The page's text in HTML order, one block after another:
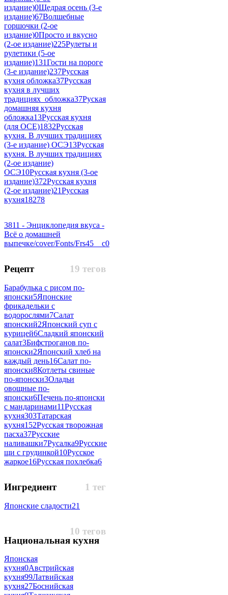
издание)0Щедрая осень (3-е
издание)67Волшебные
горшочки (2-ое
издание)0Просто и вкусно
(2-ое издание)225Рулеты и
рулетики (5-ое
издание)131Гости на пороге
(3-е издание)237Русская
кухня обложка37Русская
кухня в лучших
традициях_обложка37Руская
домашняя кухня
обложка13Русская кухня
(для ОСЕ)1832Русская
кухня. В лучших традициях
(3-е издание) ОСЭ13Русская
кухня. В лучших традициях
(2-ое издание)
ОСЭ10Русская кухня (3-ое
издание)372Русская кухня
(2-ое издание)21Русская
кухня18278
3811 - Энциклопедия вкуса -
Всё о домашней
выпечке/cover/Fonts/Frs45__c0
19 тегов
Рецепт
Барабулька с рисом по-
японски5Японские
фрикадельки с
водорослями7Салат
японский2Японский суп с
курицей6Сладкий японский
салат3Бифстроганов по-
японски2Японский хлеб на
каждый день16Салат по-
японски8Котлеты свиные
по-японски3Оладьи
овощные по-
японски6Печень по-японски
с мандаринами11Русская
кухня303Татарская
кухня152Русская творожная
пасха37Русские
наливашки7Русалка9Русские
щи с грудинкой10Русское
жаркое16Русская похлебка6
1 тег
Ингредиент
Японские сладости21
10 тегов
Национальная кухня
Японская
кухня0Австрийская
кухня99Латвийская
кухня27Боснийская